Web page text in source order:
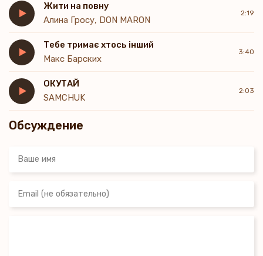
Жити на повну
Алина Гросу, DON MARON
2:19
Тебе тримає хтось інший
Макс Барских
3:40
ОКУТАЙ
SAMCHUK
2:03
Обсуждение